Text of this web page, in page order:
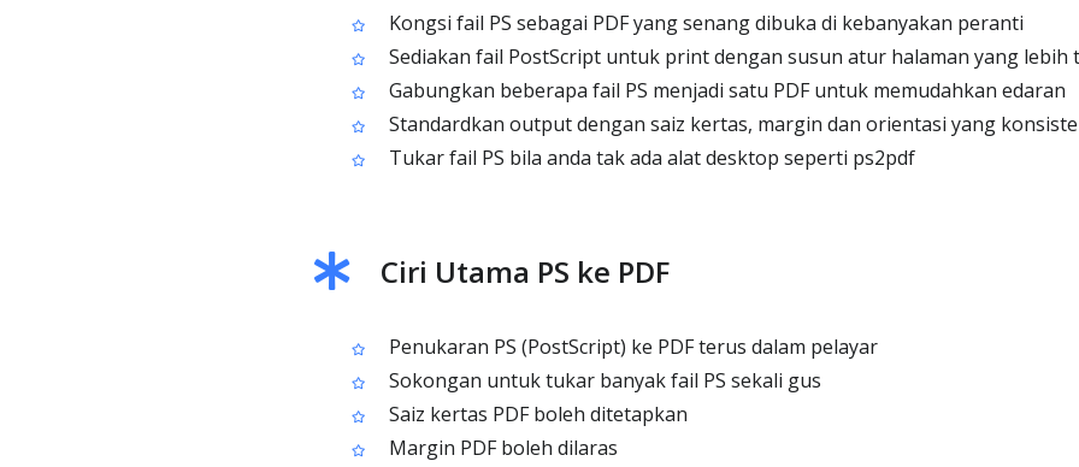
Kongsi fail PS sebagai PDF yang senang dibuka di kebanyakan peranti
Sediakan fail PostScript untuk print dengan susun atur halaman yang lebih
Gabungkan beberapa fail PS menjadi satu PDF untuk memudahkan edaran
Standardkan output dengan saiz kertas, margin dan orientasi yang
Tukar fail PS bila anda tak ada alat desktop seperti ps2pdf
Ciri Utama PS ke PDF
Penukaran PS (PostScript) ke PDF terus dalam pelayar
Sokongan untuk tukar banyak fail PS sekali gus
Saiz kertas PDF boleh ditetapkan
Margin PDF boleh dilaras